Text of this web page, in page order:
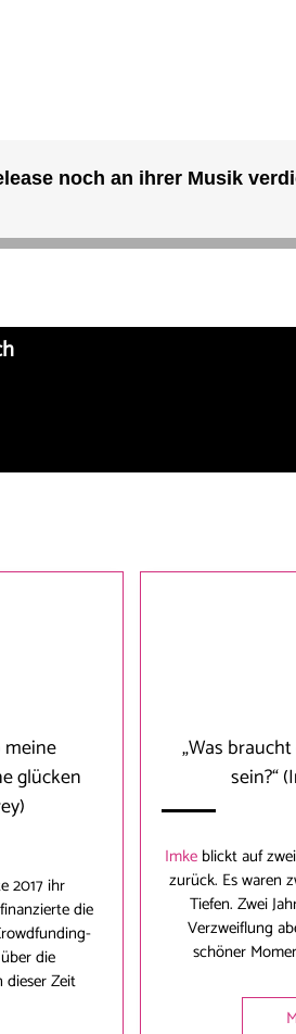
meine
glücken
2017 ihr
die
die
dieser Zeit
„Was
sein?“
Imke blickt auf
zurück. Es waren
Tiefen. Zwei
Verzweiflung
schöner